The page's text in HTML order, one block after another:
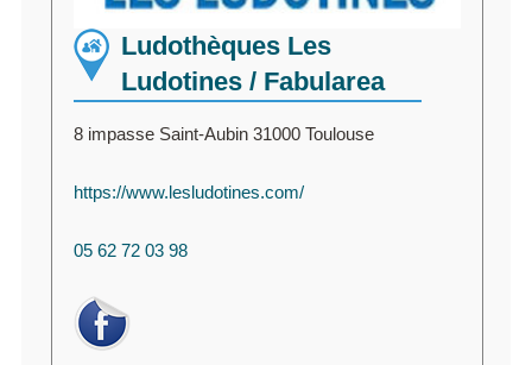
Ludothèques Les
Ludotines / Fabularea
8 impasse Saint-Aubin 31000 Toulouse
https://www.lesludotines.com/
05 62 72 03 98